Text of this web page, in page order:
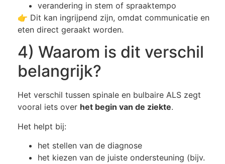
verandering in stem of spraaktempo
👉 Dit kan ingrijpend zijn, omdat communicatie en
eten direct geraakt worden.
4) Waarom is dit verschil
belangrijk?
Het verschil tussen spinale en bulbaire ALS zegt
vooral iets over het begin van de ziekte.
Het helpt bij:
het stellen van de diagnose
het kiezen van de juiste ondersteuning (bijv.